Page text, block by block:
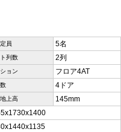
員 5名
列数 2列
ョン フロア4AT
4ドア
上高 145mm